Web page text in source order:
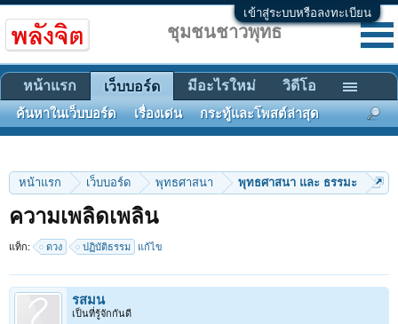
เข้าสู่ระบบหรือลงทะเบียน
หน้าแรก เว็บบอร์ด พุทธศาสนา พุทธศาสนา และ ธรรมะ
ความเพลิดเพลิน
แท็ก: ดวง ปฏิบัติธรรม แก้ไข
รสมน
เป็นที่รู้จักกันดี
ชุมชนชาวพุทธ
หน้าแรก เว็บบอร์ด
ค้นหาในเว็บบอร์ด เรื่องเด่น กระทู้และโพสต์ล่าสุด
มีอะไรใหม่ วิดีโอ